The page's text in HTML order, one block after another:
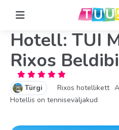
Hotell: TUI
Rixos Beldibi
Türgi Rixos hotellikett
Hotellis on tenniseväljakud